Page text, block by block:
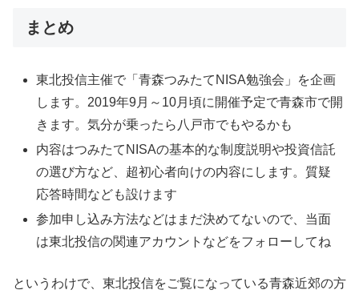
まとめ
東北投信主催で「青森つみたてNISA勉強会」を企画
します。2019年9月～10月頃に開催予定で青森市で開
きます。気分が乗ったら八戸市でもやるかも
内容はつみたてNISAの基本的な制度説明や投資信託
の選び方など、超初心者向けの内容にします。質疑
応答時間なども設けます
参加申し込み方法などはまだ決めてないので、当面
は東北投信の関連アカウントなどをフォローしてね
というわけで、東北投信をご覧になっている青森近郊の方